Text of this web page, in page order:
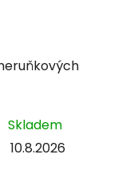
Skladem
10.8.2026